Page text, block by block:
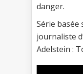
danger.
Série basée
journaliste
Adelstein :